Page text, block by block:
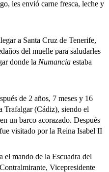
les envió carne fresca, leche y
a Santa Cruz de Tenerife,
del muelle para saludarles
donde la Numancia estaba
de 2 años, 7 meses y 16
Trafalgar (Cádiz), siendo el
un barco acorazado. Después
visitado por la Reina Isabel II
mando de la Escuadra del
Vicepresidente